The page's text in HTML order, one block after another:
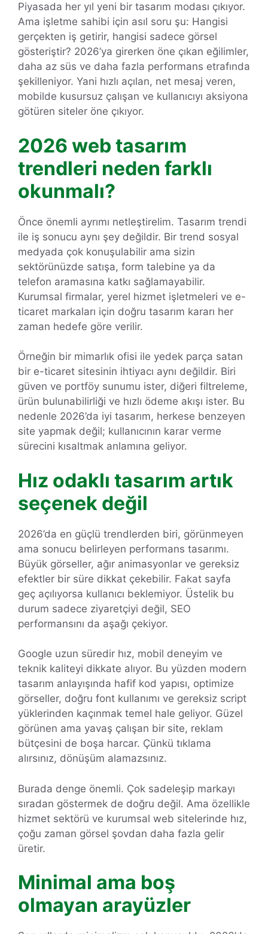
Piyasada her yıl yeni bir tasarım modası çıkıyor.
Ama işletme sahibi için asıl soru şu: Hangisi
gerçekten iş getirir, hangisi sadece görsel
gösteriştir? 2026’ya girerken öne çıkan eğilimler,
daha az süs ve daha fazla performans etrafında
şekilleniyor. Yani hızlı açılan, net mesaj veren,
mobilde kusursuz çalışan ve kullanıcıyı aksiyona
götüren siteler öne çıkıyor.
2026 web tasarım
trendleri neden farklı
okunmalı?
Önce önemli ayrımı netleştirelim. Tasarım trendi
ile iş sonucu aynı şey değildir. Bir trend sosyal
medyada çok konuşulabilir ama sizin
sektörünüzde satışa, form talebine ya da
telefon aramasına katkı sağlamayabilir.
Kurumsal firmalar, yerel hizmet işletmeleri ve e-
ticaret markaları için doğru tasarım kararı her
zaman hedefe göre verilir.
Örneğin bir mimarlık ofisi ile yedek parça satan
bir e-ticaret sitesinin ihtiyacı aynı değildir. Biri
güven ve portföy sunumu ister, diğeri filtreleme,
ürün bulunabilirliği ve hızlı ödeme akışı ister. Bu
nedenle 2026’da iyi tasarım, herkese benzeyen
site yapmak değil; kullanıcının karar verme
sürecini kısaltmak anlamına geliyor.
Hız odaklı tasarım artık
seçenek değil
2026’da en güçlü trendlerden biri, görünmeyen
ama sonucu belirleyen performans tasarımı.
Büyük görseller, ağır animasyonlar ve gereksiz
efektler bir süre dikkat çekebilir. Fakat sayfa
geç açılıyorsa kullanıcı beklemiyor. Üstelik bu
durum sadece ziyaretçiyi değil, SEO
performansını da aşağı çekiyor.
Google uzun süredir hız, mobil deneyim ve
teknik kaliteyi dikkate alıyor. Bu yüzden modern
tasarım anlayışında hafif kod yapısı, optimize
görseller, doğru font kullanımı ve gereksiz script
yüklerinden kaçınmak temel hale geliyor. Güzel
görünen ama yavaş çalışan bir site, reklam
bütçesini de boşa harcar. Çünkü tıklama
alırsınız, dönüşüm alamazsınız.
Burada denge önemli. Çok sadeleşip markayı
sıradan göstermek de doğru değil. Ama özellikle
hizmet sektörü ve kurumsal web sitelerinde hız,
çoğu zaman görsel şovdan daha fazla gelir
üretir.
Minimal ama boş
olmayan arayüzler